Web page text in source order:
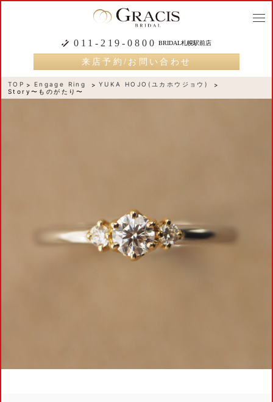
011-219-0800 BRIDAL札幌駅前店
来店予約/お問い合わせ
TOP Engage Ring
YUKA HOJO(ユカホウジョウ)
Story〜ものがたり〜